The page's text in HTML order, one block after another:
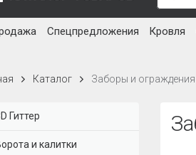
Спецпредложения Кровля
Каталог Заборы и ограждения
Гиттер
и калитки